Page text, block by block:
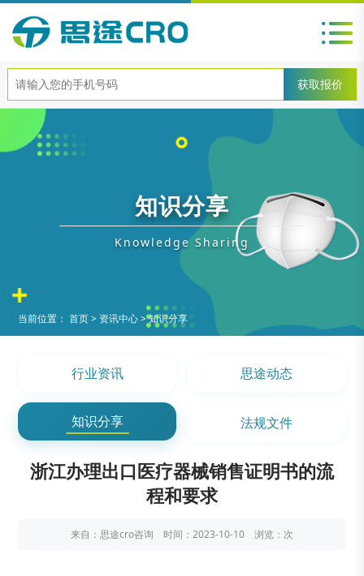
知识分享
Knowledge Sharing
当前位置：首页> 资讯中心>知识分享
行业资讯 思途动态
知识分享 法规文件
浙江办理出口医疗器械销售证明书的流
程和要求
来自：思途cro咨询 时间：2023-10-10 浏览： 次